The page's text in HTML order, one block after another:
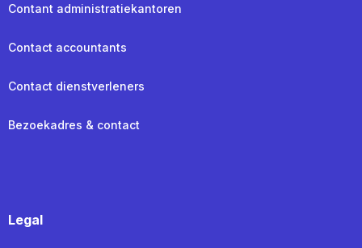
Contant administratiekantoren
Contact accountants
Contact dienstverleners
Bezoekadres & contact
Legal